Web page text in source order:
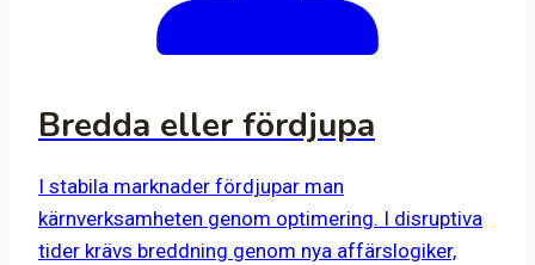
Bredda eller fördjupa
I stabila marknader fördjupar man
kärnverksamheten genom optimering. I disruptiva
tider krävs breddning genom nya affärslogiker,